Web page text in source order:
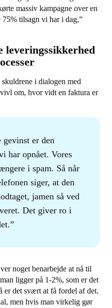
massiv kampagne over en
tilsagn vi har i dag,”
leveringssikkerhed
i dialogen med
om, hvor vidt en faktura er
gevinst er den
har opnået. Vores
i spam. Så når
siger, at den
jamen så ved
Det giver ro i
noget benarbejde at nå til
ligger på 1-2%, som er det
er det svært at få fordel af det.
men hvis man virkelig gør